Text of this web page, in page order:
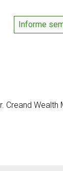
Informe
Creand Wealth